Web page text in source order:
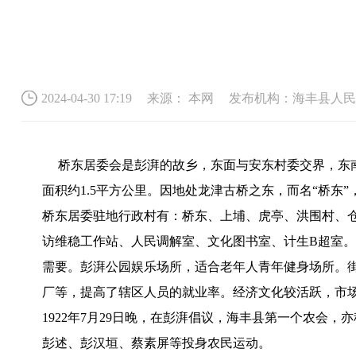
2024-04-30 17:19 来源： 本网 发布机构：海丰县人
桥东居委会是彭湃的故乡，东面与安东村委交界，
面积约1.5平方公里。因地处龙津古桥之东，而名“桥东
桥东居委驻地行政村有：桥东、上埔、虎亭、洪围村
访维稳工作站、人民调解室、文化图书室、计生B超室
需要。彭湃公园娱乐场所，适合老年人青年健身场所
厂等，提高了辖区人员的就业率。经济文化较活跃，
1922年7月29日晚，在彭湃倡议，海丰县第一个农会
彭述、彭汉垣、蔡素屏等投身农民运动。